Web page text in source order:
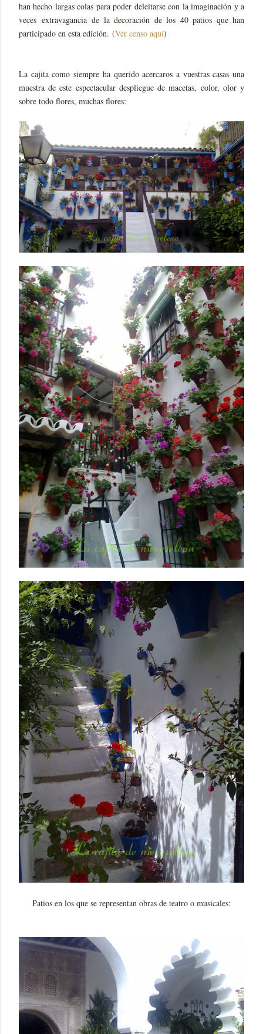
han hecho largas colas para poder deleitarse con la imaginación y a
veces extravagancia de la decoración de los 40 patios que han
participado en esta edición. (Ver censo aquí)
La cajita como siempre ha querido acercaros a vuestras casas una
muestra de este espectacular despliegue de macetas, color, olor y
sobre todo flores, muchas flores:
Patios en los que se representan obras de teatro o musicales: